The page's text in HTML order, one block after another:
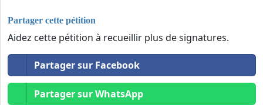
Partager cette pétition
Aidez cette pétition à recueillir plus de signatures.
Partager sur Facebook
Partager sur WhatsApp